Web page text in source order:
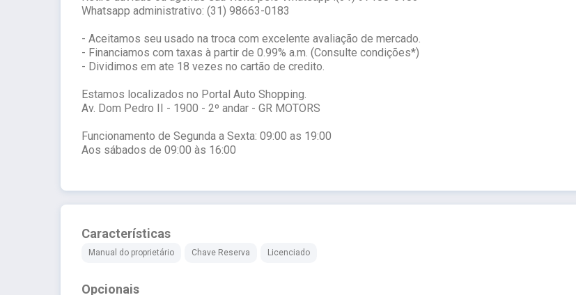
Whatsapp administrativo: (31) 98663-0183
- Aceitamos seu usado na troca com excelente avaliação de mercado.
- Financiamos com taxas à partir de 0.99% a.m. (Consulte condições*)
- Dividimos em ate 18 vezes no cartão de credito.
Estamos localizados no Portal Auto Shopping.
Av. Dom Pedro II - 1900 - 2º andar - GR MOTORS
Funcionamento de Segunda a Sexta: 09:00 as 19:00
Aos sábados de 09:00 às 16:00
Características
Manual do proprietário Chave Reserva Licenciado
Opcionais